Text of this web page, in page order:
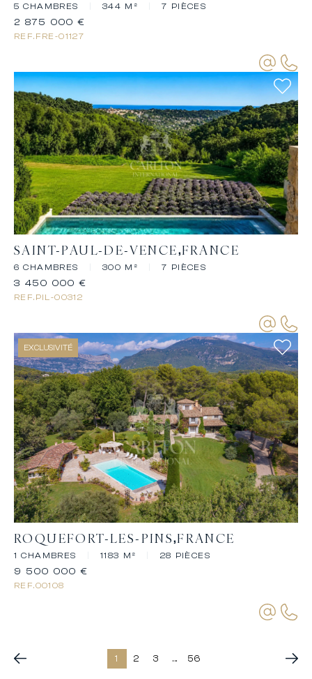
5 CHAMBRES 344 M² 7 PIÈCES
REF. FRE-01127
2 875 000 €
SAINT-PAUL-DE-VENCE FRANCE
6 CHAMBRES 300 M² 7 PIÈCES
REF. PIL-00312
3 450 000 €
EXCLUSIVITÉ
ROQUEFORT-LES-PINS FRANCE
1 CHAMBRES 1183 M² 28 PIÈCES
REF.00108
9 500 000 €
1 2 3 ... 56